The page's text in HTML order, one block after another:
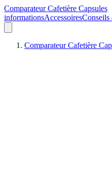
Comparateur Cafetière Capsules
informationsAccessoiresConseils
Comparateur Cafetière